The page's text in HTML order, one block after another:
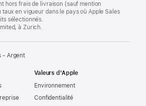
hors frais de livraison (sauf mention
en vigueur dans le pays où Apple Sales
sélectionnés.
à Zurich.
- Argent
Valeurs d’Apple
Environnement
Confidentialité